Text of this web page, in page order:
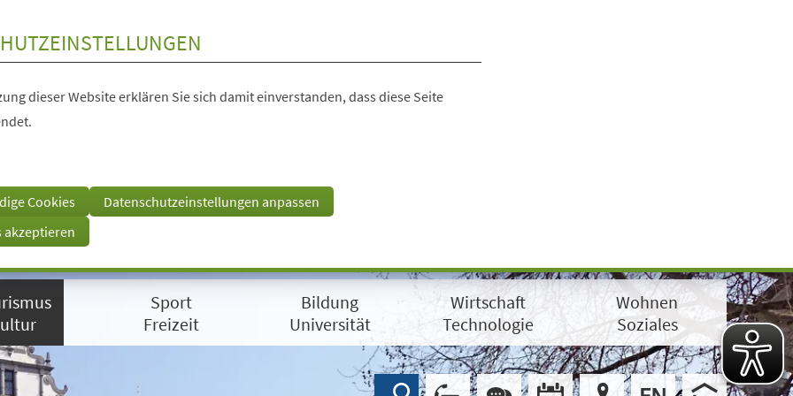
dieser Website erklären Sie sich damit einverstanden, dass diese Seite
Cookies
Datenschutzeinstellungen anpassen
akzeptieren
Sport
Freizeit
Bildung
Universität
Wirtschaft
Technologie
Wohnen
Soziales